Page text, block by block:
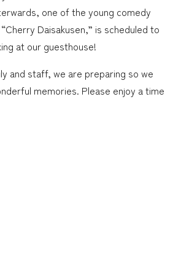
one of the young comedy
Daisakusen,” is scheduled to
at our guesthouse!
and staff, we are preparing so we
memories. Please enjoy a time